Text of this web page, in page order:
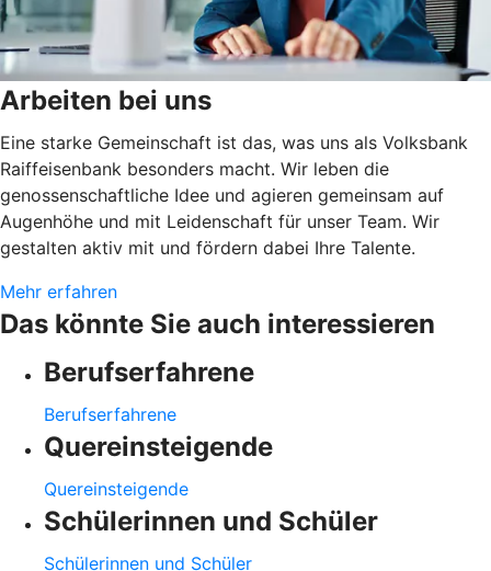
Arbeiten bei uns
Eine starke Gemeinschaft ist das, was uns als Volksbank
Raiffeisenbank besonders macht. Wir leben die
genossenschaftliche Idee und agieren gemeinsam auf
Augenhöhe und mit Leidenschaft für unser Team. Wir
gestalten aktiv mit und fördern dabei Ihre Talente.
Mehr erfahren
Das könnte Sie auch interessieren
Berufserfahrene
Berufserfahrene
Quereinsteigende
Quereinsteigende
Schülerinnen und Schüler
Schülerinnen und Schüler